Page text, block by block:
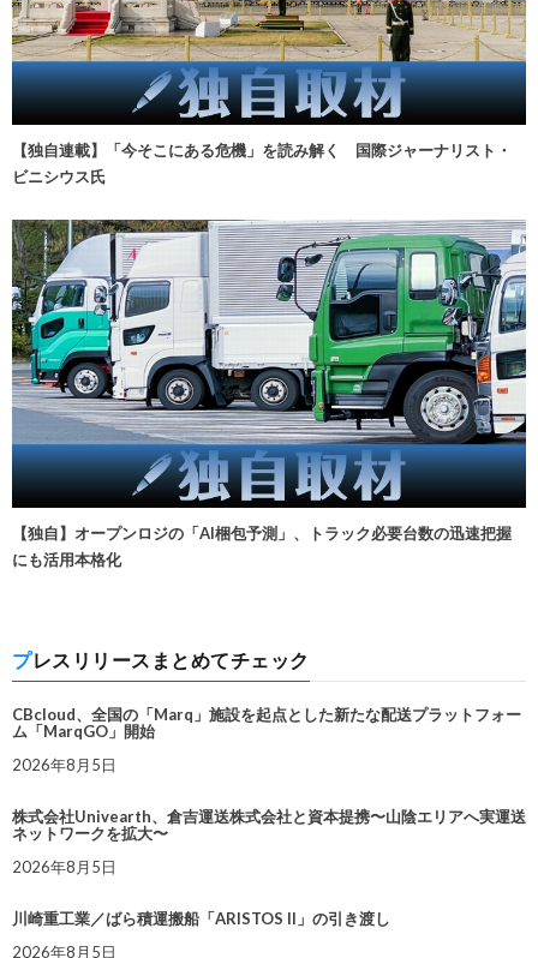
【独自連載】「今そこにある危機」を読み解く 国際ジャーナリスト・
ビニシウス氏
【独自】オープンロジの「AI梱包予測」、トラック必要台数の迅速把握
にも活用本格化
プレスリリースまとめてチェック
CBcloud、全国の「Marq」施設を起点とした新たな配送プラットフォー
ム「MarqGO」開始
2026年8月5日
株式会社Univearth、倉吉運送株式会社と資本提携〜山陰エリアへ実運送
ネットワークを拡大〜
2026年8月5日
川崎重工業／ばら積運搬船「ARISTOS II」の引き渡し
2026年8月5日